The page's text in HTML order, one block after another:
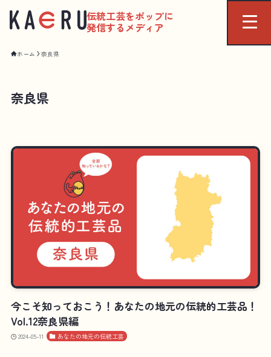
伝統工芸をポップに
発信するメディア
ホーム 奈良県
奈良県
今こそ知っておこう！あなたの地元の伝統的工芸品！
Vol.12奈良県編
2024-05-11 あなたの地元の伝統工芸